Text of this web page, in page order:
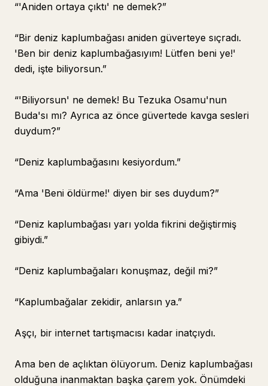
“'Aniden ortaya çıktı' ne demek?”
“Bir deniz kaplumbağası aniden güverteye sıçradı.
'Ben bir deniz kaplumbağasıyım! Lütfen beni ye!'
dedi, işte biliyorsun.”
“'Biliyorsun' ne demek! Bu Tezuka Osamu'nun
Buda'sı mı? Ayrıca az önce güvertede kavga sesleri
duydum?”
“Deniz kaplumbağasını kesiyordum.”
“Ama 'Beni öldürme!' diyen bir ses duydum?”
“Deniz kaplumbağası yarı yolda fikrini değiştirmiş
gibiydi.”
“Deniz kaplumbağaları konuşmaz, değil mi?”
“Kaplumbağalar zekidir, anlarsın ya.”
Aşçı, bir internet tartışmacısı kadar inatçıydı.
Ama ben de açlıktan ölüyorum. Deniz kaplumbağası
olduğuna inanmaktan başka çarem yok. Önümdeki